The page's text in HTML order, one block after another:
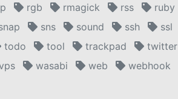
rgb rmagick rss
ruby
sns sound ssh
ssl
todo
tool trackpad
twitter
wasabi web webhook